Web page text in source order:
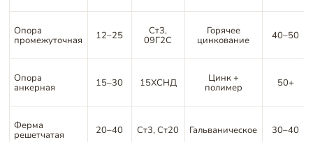
Опора
промежуточная 12–25 Ст3,
09Г2С
Горячее
цинкование 40–50
Опора
анкерная 15–30 15ХСНД Цинк +
полимер 50+
Ферма
решетчатая 20–40 Ст3, Ст20 Гальваническое 30–40